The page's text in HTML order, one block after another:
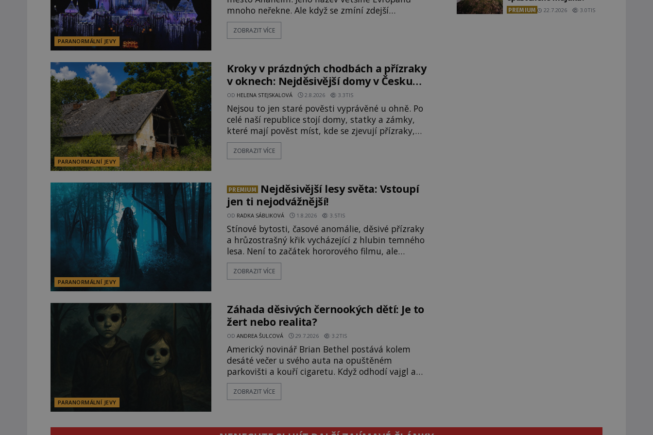
PARANORMÁLNÍ JEVY
mnoho neřekne. Ale když se zmíní zdejší
Disneyland, je hned jasno. Zábavní park vyroste
na poklidném místě bývalého sadu
lidí ročně. A ač je velká snaha to utajit, někteří z
ZOBRAZIT VÍCE
PARANORMÁLNÍ JEVY
Kroky v prázdných chodbách a přízraky
v oknech: Nejděsivější domy v Česku
budí hrůzu
OD HELENA STEJSKALOVÁ 2.8.2026 3.3TIS
Nejsou to jen staré pověsti vyprávěné u ohně. Po
celé naší republice stojí domy, statky a zámky,
které mají pověst míst, kde se zjevují přízraky,
ozývají nevysvětlitelné zvuky nebo se dějí
podivné jevy. Zatímco historici většinou hledají
svědectví po celé generace. A právě tato opakující
se svědectví ud
ZOBRAZIT VÍCE
PARANORMÁLNÍ JEVY
PREMIUM
Nejděsivější lesy světa: Vstoupí
jen ti nejodvážnější!
OD RADKA SÁBLIKOVÁ 1.8.2026 3.5TIS
Stínové bytosti, časové anomálie, děsivé přízraky
a hrůzostrašný křik vycházející z hlubin temného
lesa. Není to začátek hororového filmu, ale
události, které popisují návštěvníci lesů, které
jsou označovány jako nejděsivější na světě. Lidé
A odvážili byste se je navštívit? [gallery ids="17
ZOBRAZIT VÍCE
PARANORMÁLNÍ JEVY
Záhada děsivých černookých dětí: Je to
žert nebo realita?
ODANDREA ŠULCOVÁ 29.7.2026 3.2TIS
Americký novinář Brian Bethel postává kolem
desáté večer u svého auta na opuštěném
parkovišti a kouří cigaretu. Když odhodí vajgl a
chystá se nastoupit do auta, přijdou k němu dva
mladí chlapci, kterým může být okolo 14 let.
zeptá se suverénně jeden z nich. P
ZOBRAZIT VÍCE
PREMIUM 22.7.2026 3.0TIS